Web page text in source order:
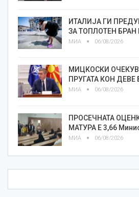
ИТАЛИЈА ГИ
ЗА ТОПЛОТЕН БРАН
МИА 06/08/2026
МИЦКОСКИ
ПРУГАТА КОН
МИА 06/08/2026
ПРОСЕЧНАТА
МАТУРА Е 3,66
МИА 06/08/2026